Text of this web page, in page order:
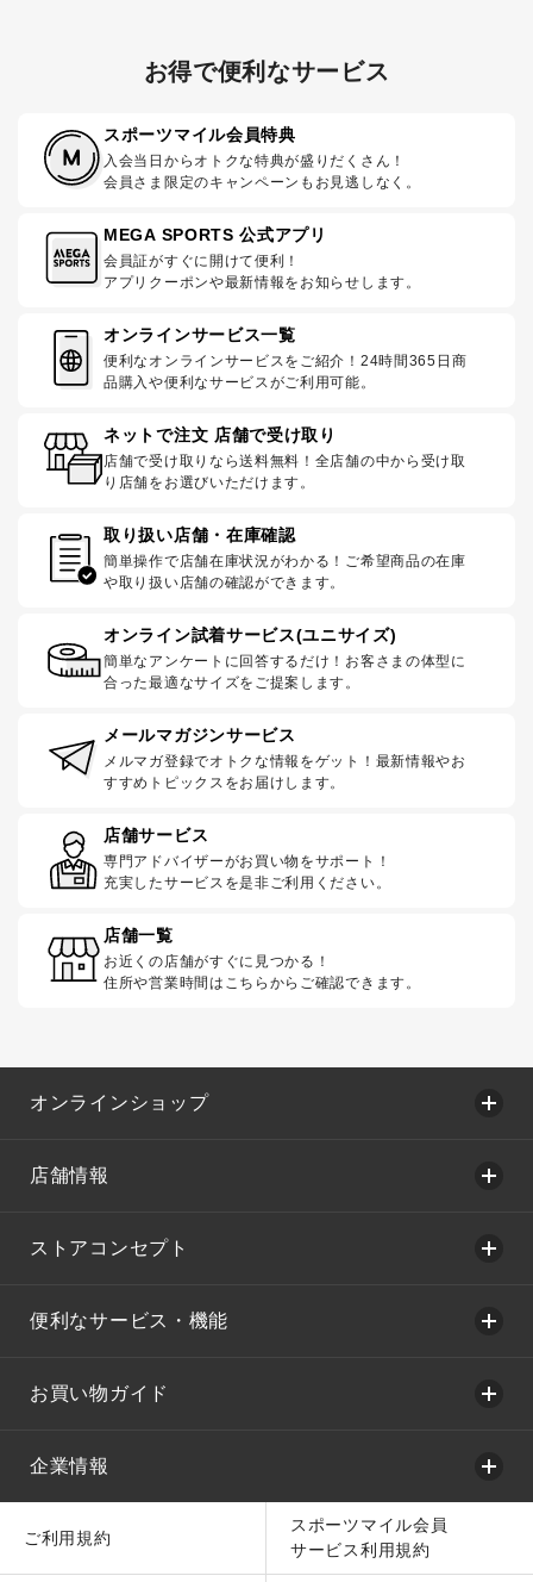
お得で便利なサービス
スポーツマイル会員特典
入会当日からオトクな特典が盛りだくさん！
会員さま限定のキャンペーンもお見逃しなく。
MEGA SPORTS 公式アプリ
会員証がすぐに開けて便利！
アプリクーポンや最新情報をお知らせします。
オンラインサービス一覧
便利なオンラインサービスをご紹介！24時間365日商
品購入や便利なサービスがご利用可能。
ネットで注文 店舗で受け取り
店舗で受け取りなら送料無料！全店舗の中から受け取
り店舗をお選びいただけます。
取り扱い店舗・在庫確認
簡単操作で店舗在庫状況がわかる！ご希望商品の在庫
や取り扱い店舗の確認ができます。
オンライン試着サービス(ユニサイズ)
簡単なアンケートに回答するだけ！お客さまの体型に
合った最適なサイズをご提案します。
メールマガジンサービス
メルマガ登録でオトクな情報をゲット！最新情報やお
すすめトピックスをお届けします。
店舗サービス
専門アドバイザーがお買い物をサポート！
充実したサービスを是非ご利用ください。
店舗一覧
お近くの店舗がすぐに見つかる！
住所や営業時間はこちらからご確認できます。
オンラインショップ
店舗情報
ストアコンセプト
便利なサービス・機能
お買い物ガイド
企業情報
ご利用規約
スポーツマイル会員
サービス利用規約